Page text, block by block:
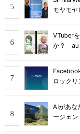
モヤモヤ
VTuber
か？ au
ロック
AIがあ
ージェン